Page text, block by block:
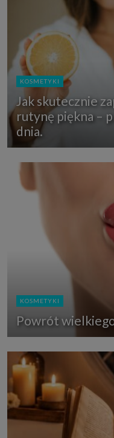
KOSMETYKI
Jak skutecznie
rutynę piękna –
dnia.
KOSMETYKI
Powrót